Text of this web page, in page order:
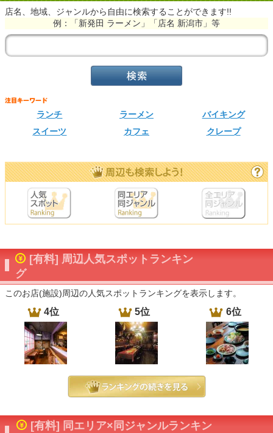
店名、地域、ジャンルから自由に検索することができます!!
例：「新発田 ラーメン」「店名 新潟市」等
ランチ ラーメン
バイキング
スイーツ
カフェ クレープ
[有料] 周辺人気スポットランキン
グ
このお店(施設)周辺の人気スポットランキングを表示します。
4位 5位 6位
[有料] 同エリア×同ジャンルランキン